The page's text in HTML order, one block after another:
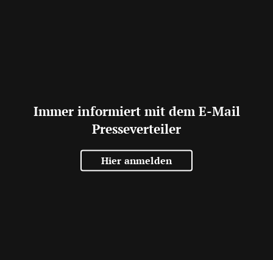
Immer informiert mit dem E-Mail
Presseverteiler
Hier anmelden